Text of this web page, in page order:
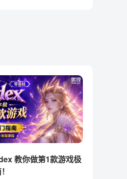
教你做第1款游戏极